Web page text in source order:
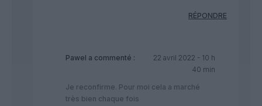
RÉPONDRE
Pawel a commenté :
22 avril 2022 - 10 h
40 min
Je reconfirme. Pour moi cela a marché
très bien chaque fois